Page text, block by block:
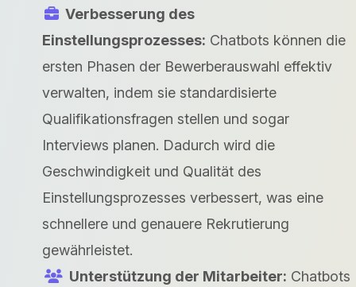
Verbesserung des
Einstellungsprozesses: Chatbots können die
ersten Phasen der Bewerberauswahl effektiv
verwalten, indem sie standardisierte
Qualifikationsfragen stellen und sogar
Interviews planen. Dadurch wird die
Geschwindigkeit und Qualität des
Einstellungsprozesses verbessert, was eine
schnellere und genauere Rekrutierung
gewährleistet.
Unterstützung der Mitarbeiter: Chatbots